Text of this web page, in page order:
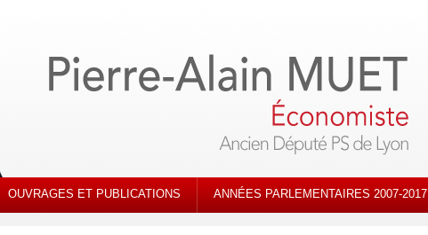
OUVRAGES ET PUBLICATIONS ANNÉES PARLEMENTAIRES 2007-2017